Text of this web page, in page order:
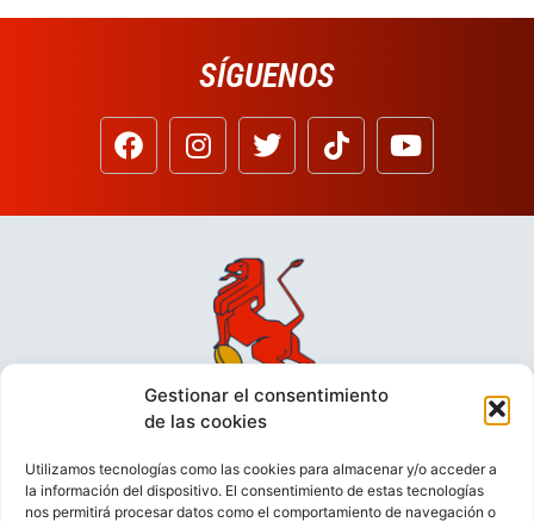
Gestionar el consentimiento
de las cookies
Utilizamos tecnologías como las cookies para almacenar y/o acceder a
la información del dispositivo. El consentimiento de estas tecnologías
nos permitirá procesar datos como el comportamiento de navegación o
SÍGUENOS